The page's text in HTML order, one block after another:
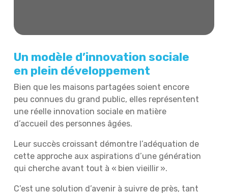
Un modèle d’innovation sociale
en plein développement
Bien que les maisons partagées soient encore
peu connues du grand public, elles représentent
une réelle innovation sociale en matière
d’accueil des personnes âgées.
Leur succès croissant démontre l’adéquation de
cette approche aux aspirations d’une génération
qui cherche avant tout à « bien vieillir ».
C’est une solution d’avenir à suivre de près, tant